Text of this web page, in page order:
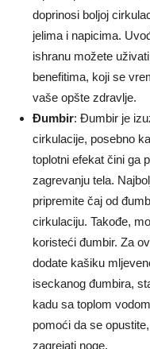
doprinosi boljoj
jelima i napicima.
ishranu možete
benefitima, koji se
vaše opšte zdravlje.
Đumbir: Đumbir je
cirkulacije, posebno
toplotni efekat čini ga
zagrevanju tela.
pripremite čaj od
cirkulaciju. Takođe,
koristeći đumbir. Za
dodate kašiku
iseckanog đumbira,
kadu sa toplom
pomoći da se
zagrejati noge.